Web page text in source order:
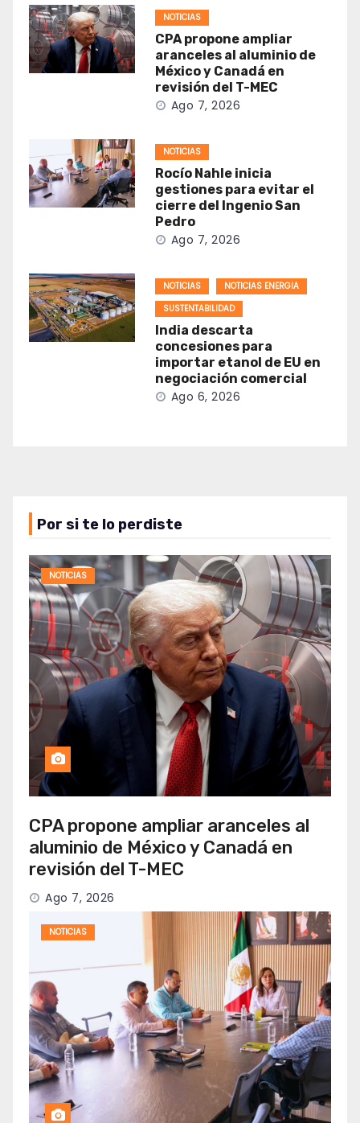
NOTICIAS
CPA propone ampliar
aranceles al aluminio de
México y Canadá en
revisión del T-MEC
Ago 7, 2026
NOTICIAS
Rocío Nahle inicia
gestiones para evitar el
cierre del Ingenio San
Pedro
Ago 7, 2026
NOTICIAS
NOTICIAS ENERGIA
SUSTENTABILIDAD
India descarta
concesiones para
importar etanol de EU en
negociación comercial
Ago 6, 2026
Por si te lo perdiste
NOTICIAS
CPA propone ampliar aranceles al
aluminio de México y Canadá en
revisión del T-MEC
Ago 7, 2026
NOTICIAS